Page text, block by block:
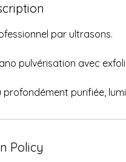
par ultrasons.
pulvérisation avec
profondément purifiée,
Policy